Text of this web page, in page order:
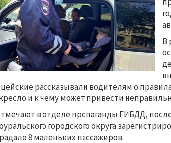
В
рассказывали водителям о
и к чему может привести
в отделе пропаганды ГИБДД,
городского округа
8 маленьких пассажиров.